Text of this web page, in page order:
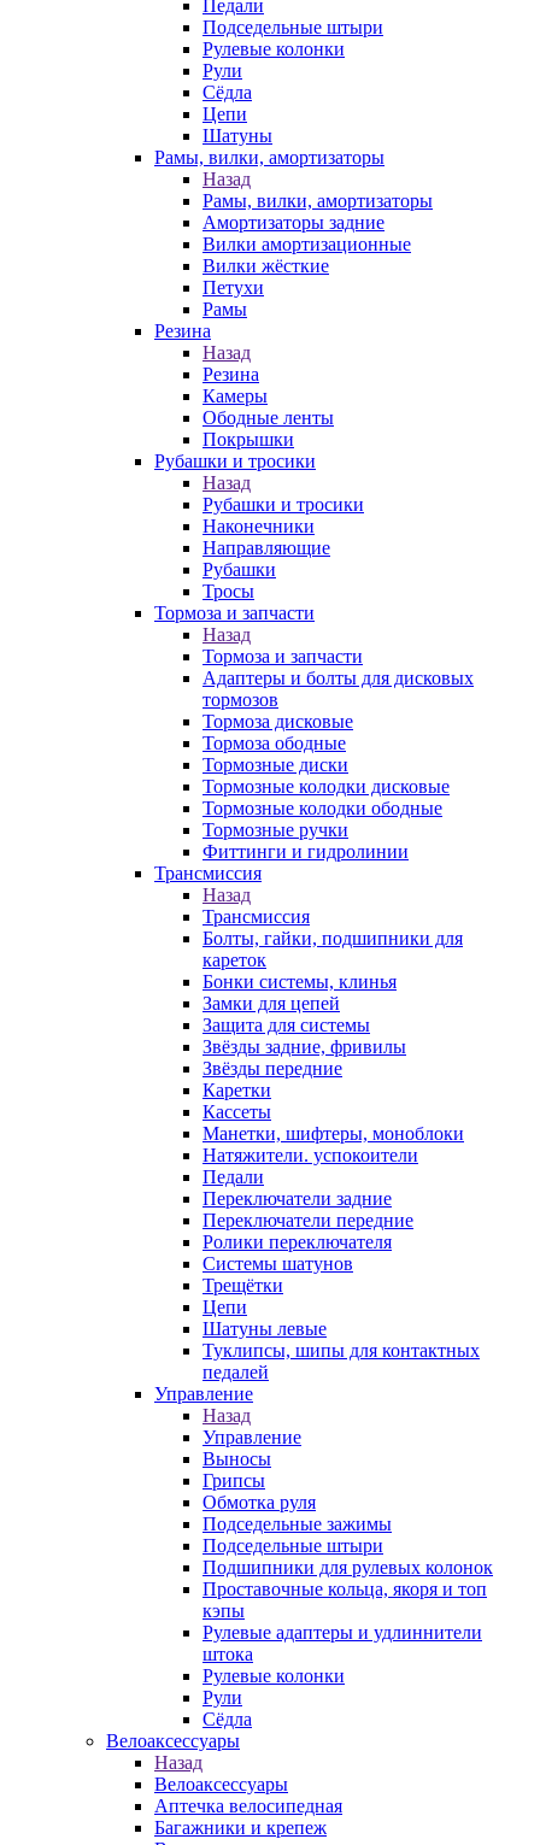
Педали
Подседельные штыри
Рулевые колонки
Рули
Сёдла
Цепи
Шатуны
Рамы, вилки, амортизаторы
Назад
Рамы, вилки, амортизаторы
Амортизаторы задние
Вилки амортизационные
Вилки жёсткие
Петухи
Рамы
Резина
Назад
Резина
Камеры
Ободные ленты
Покрышки
Рубашки и тросики
Назад
Рубашки и тросики
Наконечники
Направляющие
Рубашки
Тросы
Тормоза и запчасти
Назад
Тормоза и запчасти
Адаптеры и болты для дисковых
тормозов
Тормоза дисковые
Тормоза ободные
Тормозные диски
Тормозные колодки дисковые
Тормозные колодки ободные
Тормозные ручки
Фиттинги и гидролинии
Трансмиссия
Назад
Трансмиссия
Болты, гайки, подшипники для
кареток
Бонки системы, клинья
Замки для цепей
Защита для системы
Звёзды задние, фривилы
Звёзды передние
Каретки
Кассеты
Манетки, шифтеры, моноблоки
Натяжители. успокоители
Педали
Переключатели задние
Переключатели передние
Ролики переключателя
Системы шатунов
Трещётки
Цепи
Шатуны левые
Туклипсы, шипы для контактных
педалей
Управление
Назад
Управление
Выносы
Грипсы
Обмотка руля
Подседельные зажимы
Подседельные штыри
Подшипники для рулевых колонок
Проставочные кольца, якоря и топ
кэпы
Рулевые адаптеры и удлиннители
штока
Рулевые колонки
Рули
Сёдла
Велоаксессуары
Назад
Велоаксессуары
Аптечка велосипедная
Багажники и крепеж